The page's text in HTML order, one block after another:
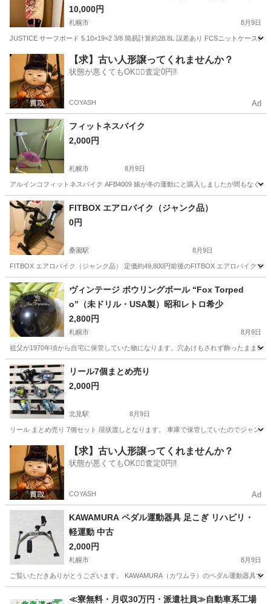
ーテール
10,000円
札幌市 8月9日
JUSTICE サーフボード 5.10×19×2 3/8 簡易計算約28.8L 誤差あり FCSニットケース
北海道 札幌市 マリンスポーツ
【求】古い人形譲ってくれませんか？
状態が悪くてもOK🙆‍♀️査定0円‼️
COYASH Ad
フィットネスバイク
2,000円
札幌市 8月9日
アルインコフィットネスバイク AFB4009 娘が冬の運動にと購入しましたが間もなく
北海道 札幌市 フィットネス、トレーニング AFB
FITBOX エアロバイク（ジャンク品）
0円
桑園駅 8月9日
FITBOX エアロバイク（ジャンク品） 定価約49,800円前後のFITBOX エアロバイクで
北海道 札幌市 フィットネス、トレーニング
ヴィンテージ ボウリングボール “Fox Torped
o”（未ドリル・USA製）昭和レトロ希少
2,800円
札幌市 8月9日
祖父が1970年頃から自宅に保管していた物になります。穴あけもされず飾ったまま
北海道 札幌市 その他 ドリル
リール7個まとめ売り
2,000円
北見駅 8月9日
リール まとめ売り 7個セット 現状渡しとなります。 車庫で保管していたのでジャン
北海道 北見市 北見駅 その他
【求】古い人形譲ってくれませんか？
状態が悪くてもOK🙆‍♀️査定0円‼️
COYASH Ad
KAWAMURA ペダル運動器具 足こぎ リハビリ・
軽運動 中古
2,000円
札幌市 8月9日
ご覧いただきありがとうございます。 KAWAMURA（カワムラ）のペダル運動器具
フィットネス、トレーニング
≪寮無料・月収30万円・派遣社員≫自動車系工場